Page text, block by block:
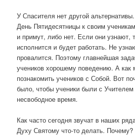
У Спасителя нет другой
День Пятидесятницы к своим
и примут, либо нет. Если они узнают,
исполнится и будет работать. Не
провалится. Поэтому главнейшая
учеников хорошему поведению. А как
познакомить учеников с Собой. Вот
было, чтобы ученики были с
несвободное время.
Как часто сегодня звучат в наших
Духу Святому что-то делать.